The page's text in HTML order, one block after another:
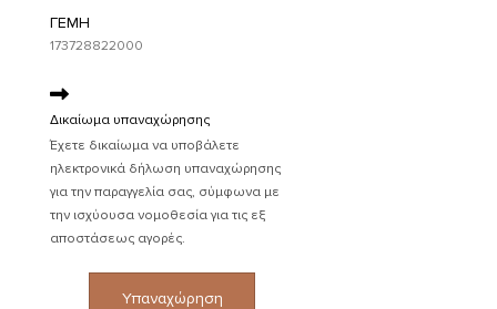
ΓΕΜΗ
173728822000
Δικαίωμα υπαναχώρησης
Έχετε δικαίωμα να υποβάλετε
ηλεκτρονικά δήλωση υπαναχώρησης
για την παραγγελία σας, σύμφωνα με
την ισχύουσα νομοθεσία για τις εξ
αποστάσεως αγορές.
Υπαναχώρηση